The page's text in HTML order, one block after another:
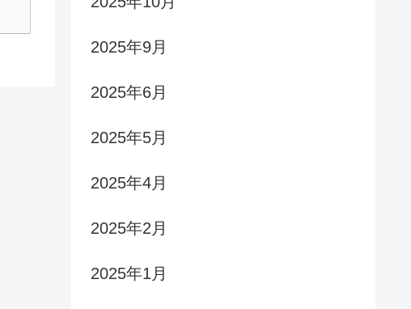
2025年9月
2025年6月
2025年5月
2025年4月
2025年2月
2025年1月